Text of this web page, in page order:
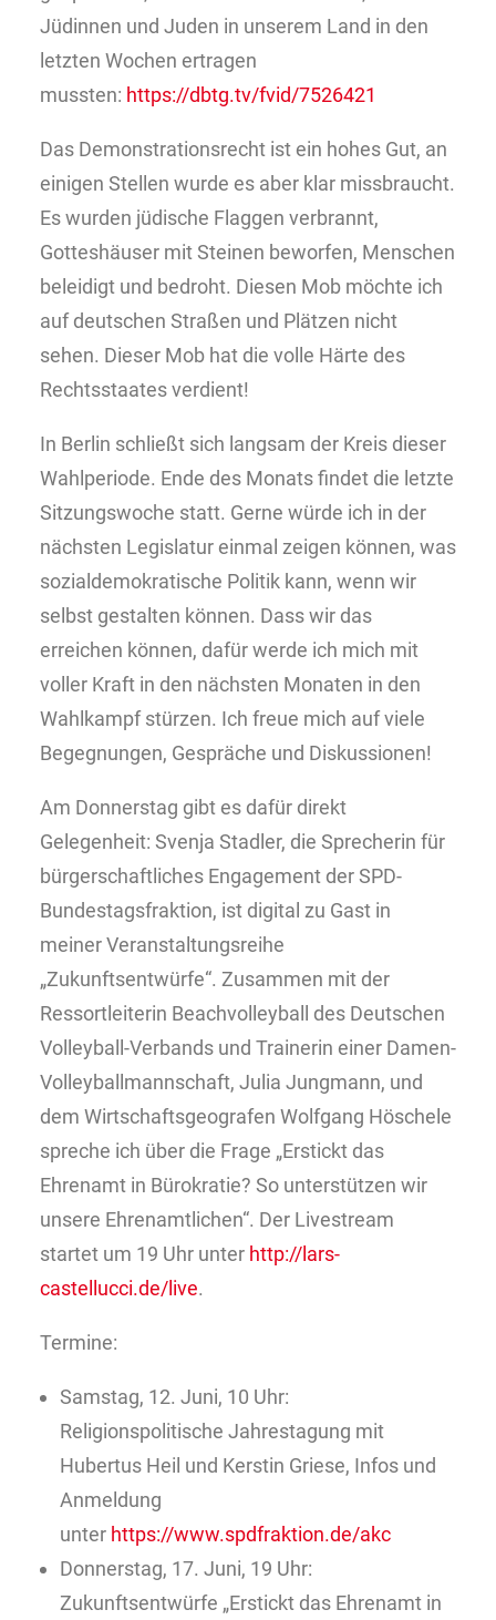
Jüdinnen und Juden in unserem Land in den
letzten Wochen ertragen
mussten: https://dbtg.tv/fvid/7526421
Das Demonstrationsrecht ist ein hohes Gut, an
einigen Stellen wurde es aber klar missbraucht.
Es wurden jüdische Flaggen verbrannt,
Gotteshäuser mit Steinen beworfen, Menschen
beleidigt und bedroht. Diesen Mob möchte ich
auf deutschen Straßen und Plätzen nicht
sehen. Dieser Mob hat die volle Härte des
Rechtsstaates verdient!
In Berlin schließt sich langsam der Kreis dieser
Wahlperiode. Ende des Monats findet die letzte
Sitzungswoche statt. Gerne würde ich in der
nächsten Legislatur einmal zeigen können, was
sozialdemokratische Politik kann, wenn wir
selbst gestalten können. Dass wir das
erreichen können, dafür werde ich mich mit
voller Kraft in den nächsten Monaten in den
Wahlkampf stürzen. Ich freue mich auf viele
Begegnungen, Gespräche und Diskussionen!
Am Donnerstag gibt es dafür direkt
Gelegenheit: Svenja Stadler, die Sprecherin für
bürgerschaftliches Engagement der SPD-
Bundestagsfraktion, ist digital zu Gast in
meiner Veranstaltungsreihe
„Zukunftsentwürfe“. Zusammen mit der
Ressortleiterin Beachvolleyball des Deutschen
Volleyball-Verbands und Trainerin einer Damen-
Volleyballmannschaft, Julia Jungmann, und
dem Wirtschaftsgeografen Wolfgang Höschele
spreche ich über die Frage „Erstickt das
Ehrenamt in Bürokratie? So unterstützen wir
unsere Ehrenamtlichen“. Der Livestream
startet um 19 Uhr unter http://lars-
castellucci.de/ live.
Termine:
Samstag, 12. Juni, 10 Uhr:
Religionspolitische Jahrestagung mit
Hubertus Heil und Kerstin Griese, Infos und
Anmeldung
unter https://www.spdfraktion.de/akc
Donnerstag, 17. Juni, 19 Uhr:
Zukunftsentwürfe „Erstickt das Ehrenamt in